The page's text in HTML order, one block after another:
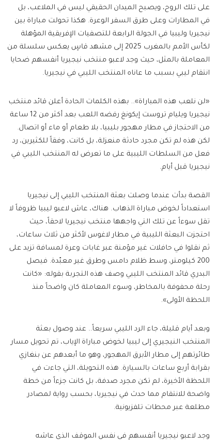
على تلك الروح، ويصبح الميدان الحقيقي ليس في الملاعب، بل
في المطارات وعلى طرق السفر الوعرة. هكذا تحولت مباراة بين
نيجيريا وليبيا في الجولة الرابعة للتصفيات الإفريقية المؤهلة
لكأس الأمم بالمغرب 2025 إلى مشهد قاسٍ يعكس سلسلة من
المعاملة بالمثل، حيث وجد لاعبو منتخب نيجيريا أنفسهم ضحايا
انتقام ليبي بسبب ما عاناه المنتخب الليبي في نيجيريا.
«لن نلعب هذه المباراة».. بهذه الكلمات الحادة أعلن قائد منتخب
نيجيريا ويليام تروست إيكونغ رفضه اللعب بعد أكثر من 12 ساعة
من الاحتجاز في مطار مهجور بليبيا، بلا طعام أو ماء أو اتصال.
لكن هذه لم تكن مجرد حادثة منعزلة، بل كانت، وفقاً للكثيرين، رد
فعل من السلطات الليبية على ما تعرض له المنتخب الليبي في
نيجيريا قبل أيام.
القصة بدأت عندما وصلت بعثة المنتخب الليبي إلى نيجيريا
استعداداً لخوض مباراة الذهاب. هناك، عاش لاعبو ليبيا ظروفاً لا
تقل سوءاً عن تلك التي واجهها منتخب نيجيريا لاحقاً، حيث
احتجزت البعثة الليبية في مطار لاغوس لأكثر من ثلاث ساعات،
ثم نقلوا في حافلات غير مؤمنة عبر غابات وعرة لمسافة تزيد على
200 كيلومتر، وسط ظلام دامس وطرق غير معبّدة. فيصل
البدري قائد المنتخب الليبي وصف هذه التجربة بقوله: «كانت
رحلة محفوفة بالمخاطر، وسوء المعاملة كان واضحاً منذ
اللحظة الأولى».
وبعد أيام قليلة، جاء الرد الليبي سريعاً.. عند وصول بعثة
المنتخب النيجيري إلى ليبيا لخوض مباراة الإياب، تم تحويل مسار
طائرتهم إلى مطار الأبرق المهجور، وهو ما أبعدهم عن بنغازي
بقرابة أربع ساعات بالسيارة. هذه التحويلة، التي جاءت في
اللحظة الأخيرة، لم تكن مجرد صدفة، بل كانت جزءاً من خطة
واضحة للانتقام مما حدث في نيجيريا، بحسب رواية لمصادر
مطلعة عبر محطات تلفزيونية.
وجد لاعبو نيجيريا أنفسهم في نفس الموقف الذي عاشه